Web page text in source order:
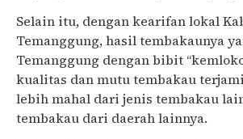
Selain itu, dengan kearifan lokal
Temanggung, hasil tembakaunya
Temanggung dengan bibit
kualitas dan mutu tembakau
lebih mahal dari jenis tembakau
tembakau dari daerah lainnya.